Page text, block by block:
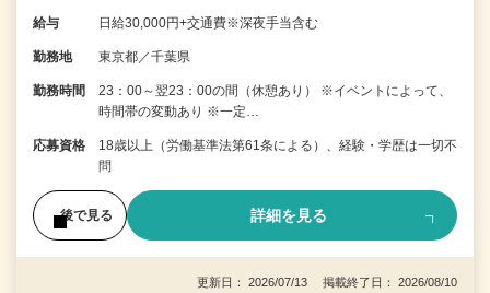
給与 日給30,000円+交通費※深夜手当含む
勤務地 東京都／千葉県
勤務時間
23：00～翌23：00の間（休憩あり） ※イベントによって、
時間帯の変動あり ※一定…
応募資格
18歳以上（労働基準法第61条による）、経験・学歴は一切不
問
後で見る 詳細を見る
更新日： 2026/07/13 掲載終了日： 2026/08/10